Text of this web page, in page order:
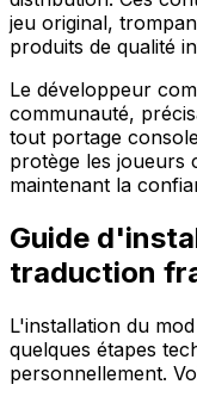
jeu original,
produits de qualité
Le développeur
communauté,
tout portage
protège les joueurs
maintenant la
Guide
traduction
L'installation du
quelques étapes
personnellement.